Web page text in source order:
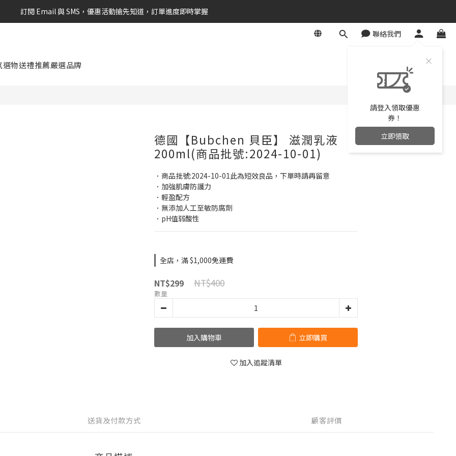
新會員享$100購物金 現在立即加入！
訂閱 Email 與 SMS，優惠活動搶先知道，訂單進度即時掌握
聯絡我們
請登入領取優惠
券！
立即領取
選物送禮推薦嚴選品牌
德國【Bubchen 貝臣】 滋潤乳液
200ml(商品批號:2024-10-01)
．商品批號:2024-10-01此為短效良品，下單時請再留意
．加強肌膚防護力
．輕盈配方
．無添加人工至敏防腐劑
．pH值弱酸性
全店，滿 $1,000免運費
NT$299 NT$400
數量
加入購物車 立即購買
加入追蹤清單
送貨及付款方式 顧客評價
立即購買